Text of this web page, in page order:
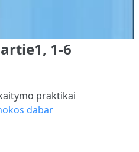
1-6
praktikai
dabar